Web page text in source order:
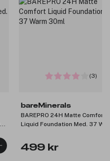
(3)
bareMinerals
BAREPRO 24H Matte Comfort
Liquid Foundation Med. 37
499 kr